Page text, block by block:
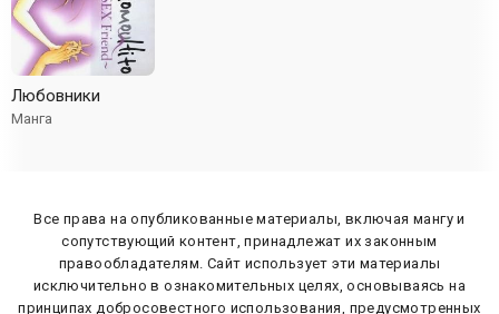
Любовники
Манга
Все права на опубликованные материалы, включая мангу и
сопутствующий контент, принадлежат их законным
правообладателям. Сайт использует эти материалы
исключительно в ознакомительных целях, основываясь на
принципах добросовестного использования, предусмотренных